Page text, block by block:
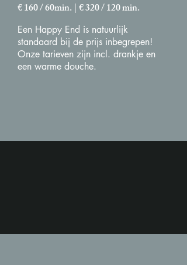
€ 160 / 60min. | € 320 / 120 min.
Een Happy End is natuurlijk
standaard bij de prijs inbegrepen!​
Onze tarieven zijn incl. drankje en
een warme douche.